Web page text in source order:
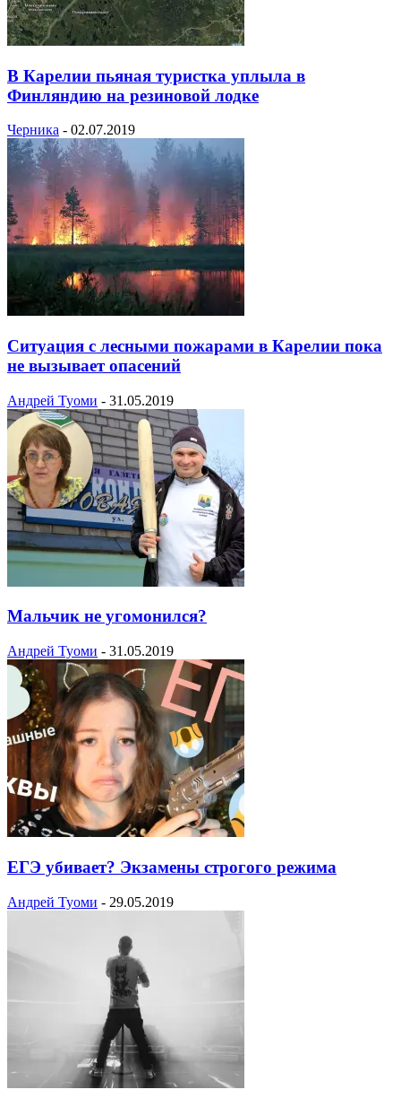
В Карелии пьяная туристка уплыла в
Финляндию на резиновой лодке
Черника - 02.07.2019
Ситуация с лесными пожарами в Карелии пока
не вызывает опасений
Андрей Туоми - 31.05.2019
Мальчик не угомонился?
Андрей Туоми - 31.05.2019
ЕГЭ убивает? Экзамены строгого режима
Андрей Туоми - 29.05.2019